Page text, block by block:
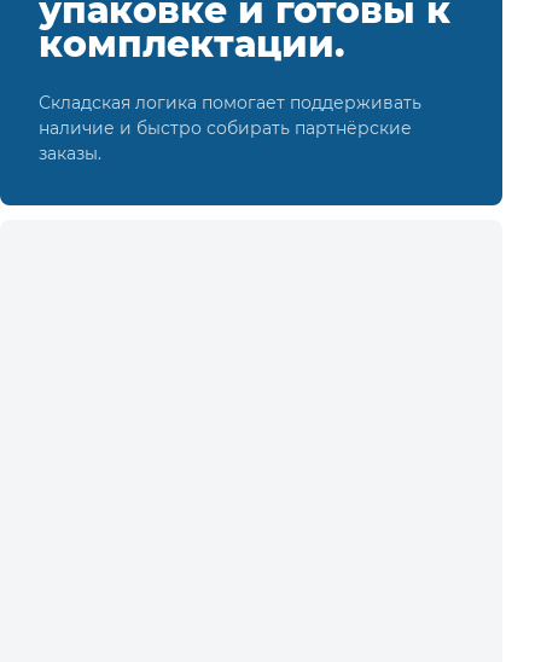
упаковке и готовы к
комплектации.
Складская логика помогает поддерживать
наличие и быстро собирать партнёрские
заказы.